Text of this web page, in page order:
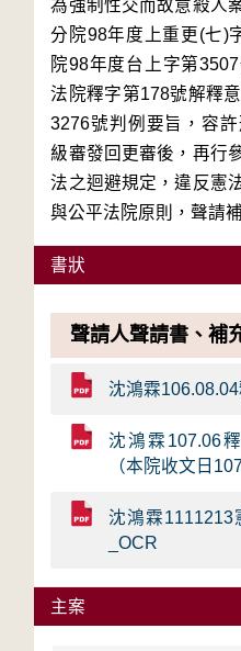
為強制性交而故意殺人
分院98年度上重更(七)
院98年度台上字第
法院釋字第178號解釋
3276號判例要旨，容
級審發回更審後，再行
法之迴避規定，違反憲
與公平法院原則，聲請
書狀
聲請人聲請書、補
沈鴻霖
沈鴻霖107.06
（本院收文日
沈鴻霖1111213
_OCR
主案